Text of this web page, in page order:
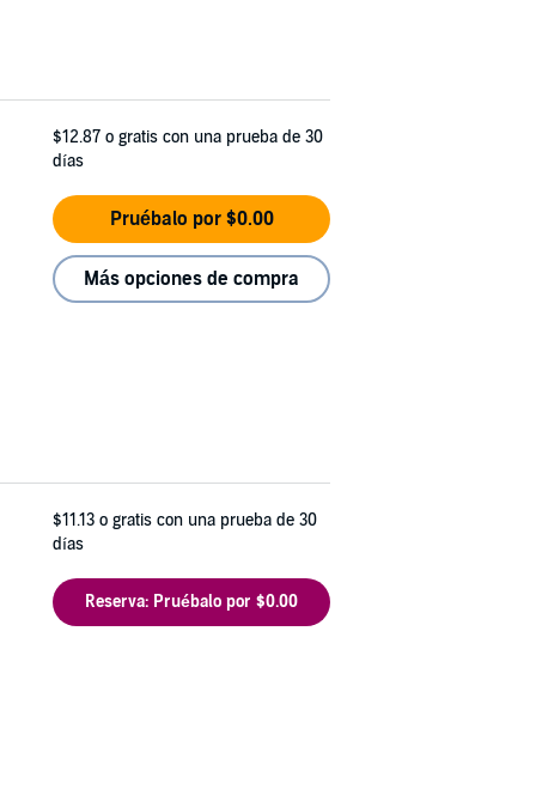
$12.87 o gratis con una prueba de 30
días
Pruébalo por $0.00
Más opciones de compra
$11.13 o gratis con una prueba de 30
días
Reserva: Pruébalo por $0.00